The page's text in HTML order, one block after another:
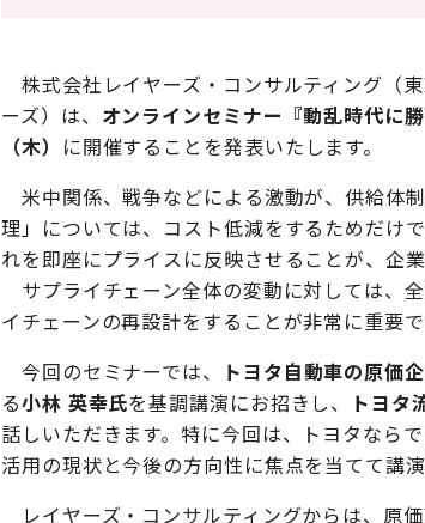
株式会社レイヤーズ・コンサルティング（
ーズ）は、 オンラインセミナー『動乱時代に
（木） に開催することを発表いたします。
米中関係、戦争などによる激動が、供給体
理」については、コスト低減をするためだけ
れを即座にプライスに反映させることが、企
サプライチェーン全体の変動に対しては、
イチェーンの再設計をすることが非常に重要で
今回のセミナーでは、
トヨタ自動車の原価
る小林 英幸氏を基調講演にお招きし、
トヨタ
話しいただきます。特に今回は、トヨタなら
活用の現状と今後の方向性に焦点を当てて講演
レイヤーズ・コンサルティングからは、原